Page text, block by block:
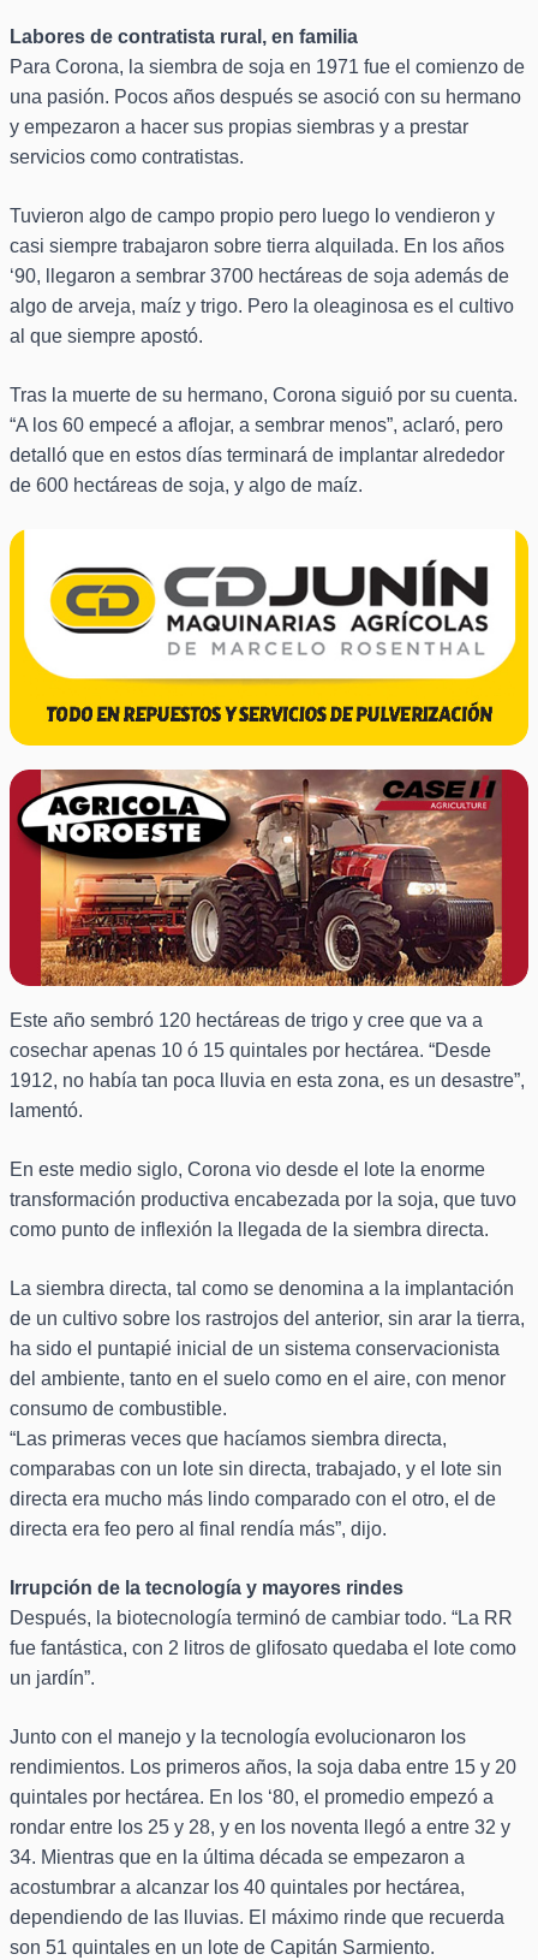
Labores de contratista rural, en familia
Para Corona, la siembra de soja en 1971 fue el comienzo de
una pasión. Pocos años después se asoció con su hermano
y empezaron a hacer sus propias siembras y a prestar
servicios como contratistas.
Tuvieron algo de campo propio pero luego lo vendieron y
casi siempre trabajaron sobre tierra alquilada. En los años
‘90, llegaron a sembrar 3700 hectáreas de soja además de
algo de arveja, maíz y trigo. Pero la oleaginosa es el cultivo
al que siempre apostó.
Tras la muerte de su hermano, Corona siguió por su cuenta.
“A los 60 empecé a aflojar, a sembrar menos”, aclaró, pero
detalló que en estos días terminará de implantar alrededor
de 600 hectáreas de soja, y algo de maíz.
Este año sembró 120 hectáreas de trigo y cree que va a
cosechar apenas 10 ó 15 quintales por hectárea. “Desde
1912, no había tan poca lluvia en esta zona, es un desastre”,
lamentó.
En este medio siglo, Corona vio desde el lote la enorme
transformación productiva encabezada por la soja, que tuvo
como punto de inflexión la llegada de la siembra directa.
La siembra directa, tal como se denomina a la implantación
de un cultivo sobre los rastrojos del anterior, sin arar la tierra,
ha sido el puntapié inicial de un sistema conservacionista
del ambiente, tanto en el suelo como en el aire, con menor
consumo de combustible.
“Las primeras veces que hacíamos siembra directa,
comparabas con un lote sin directa, trabajado, y el lote sin
directa era mucho más lindo comparado con el otro, el de
directa era feo pero al final rendía más”, dijo.
Irrupción de la tecnología y mayores rindes
Después, la biotecnología terminó de cambiar todo. “La RR
fue fantástica, con 2 litros de glifosato quedaba el lote como
un jardín”.
Junto con el manejo y la tecnología evolucionaron los
rendimientos. Los primeros años, la soja daba entre 15 y 20
quintales por hectárea. En los ‘80, el promedio empezó a
rondar entre los 25 y 28, y en los noventa llegó a entre 32 y
34. Mientras que en la última década se empezaron a
acostumbrar a alcanzar los 40 quintales por hectárea,
dependiendo de las lluvias. El máximo rinde que recuerda
son 51 quintales en un lote de Capitán Sarmiento.